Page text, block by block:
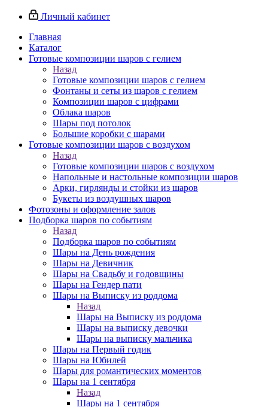
Личный кабинет
Главная
Каталог
Готовые композиции шаров с гелием
Назад
Готовые композиции шаров с гелием
Фонтаны и сеты из шаров с гелием
Композиции шаров с цифрами
Облака шаров
Шары под потолок
Большие коробки с шарами
Готовые композиции шаров с воздухом
Назад
Готовые композиции шаров с воздухом
Напольные и настольные композиции шаров
Арки, гирлянды и стойки из шаров
Букеты из воздушных шаров
Фотозоны и оформление залов
Подборка шаров по событиям
Назад
Подборка шаров по событиям
Шары на День рождения
Шары на Девичник
Шары на Свадьбу и годовщины
Шары на Гендер пати
Шары на Выписку из роддома
Назад
Шары на Выписку из роддома
Шары на выписку девочки
Шары на выписку мальчика
Шары на Первый годик
Шары на Юбилей
Шары для романтических моментов
Шары на 1 сентября
Назад
Шары на 1 сентября